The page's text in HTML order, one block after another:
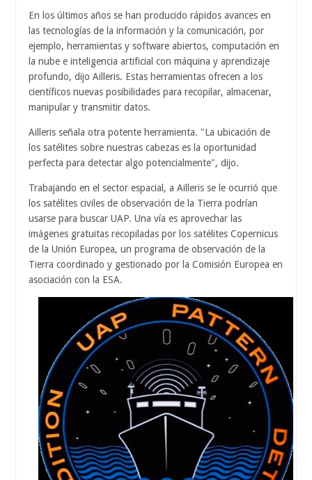
En los últimos años se han producido rápidos avances en
las tecnologías de la información y la comunicación, por
ejemplo, herramientas y software abiertos, computación en
la nube e inteligencia artificial con máquina y aprendizaje
profundo, dijo Ailleris. Estas herramientas ofrecen a los
científicos nuevas posibilidades para recopilar, almacenar,
manipular y transmitir datos.
Ailleris señala otra potente herramienta. "La ubicación de
los satélites sobre nuestras cabezas es la oportunidad
perfecta para detectar algo potencialmente", dijo.
Trabajando en el sector espacial, a Ailleris se le ocurrió que
los satélites civiles de observación de la Tierra podrían
usarse para buscar UAP. Una vía es aprovechar las
imágenes gratuitas recopiladas por los satélites Copernicus
de la Unión Europea, un programa de observación de la
Tierra coordinado y gestionado por la Comisión Europea en
asociación con la ESA.